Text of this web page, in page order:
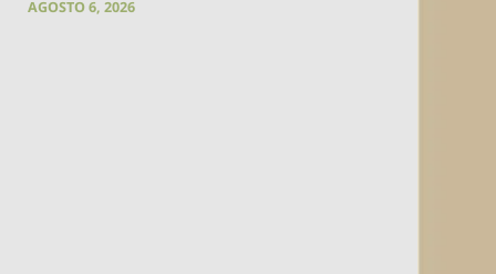
AGOSTO 6, 2026